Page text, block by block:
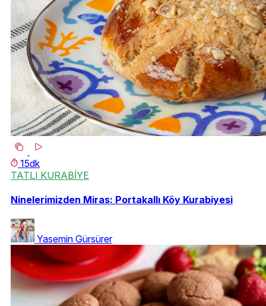
15dk
TATLI KURABİYE
Ninelerimizden Miras: Portakallı Köy Kurabiyesi
Yasemin Gürsürer